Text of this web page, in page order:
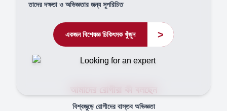
তাদের দক্ষতা ও অভিজ্ঞতার জন্য সুপরিচিত
একজন বিশেষজ্ঞ চিকিৎসক খুঁজুন >
আমাদের রোগীরা কী বলছেন
বিশ্বজুড়ে রোগীদের বাস্তব অভিজ্ঞতা